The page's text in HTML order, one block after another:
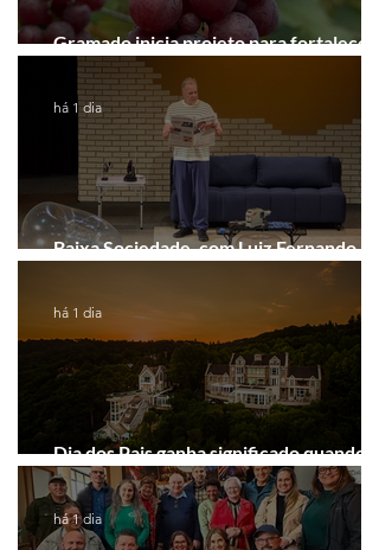
Gramado inicia projeto para fortalecer a
Rota do Vinho
Baixa Sociedade, com Luiz Fernando
Guimarães, chega a Novo Hamburgo
há 1 dia
Dia dos Pais ganha significado quando o
presente é viver experiências juntos
há 1 dia
há 1 dia